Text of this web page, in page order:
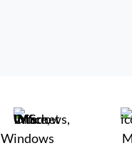
Windows